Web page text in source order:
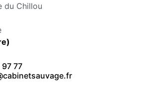
du Chillou
97 77